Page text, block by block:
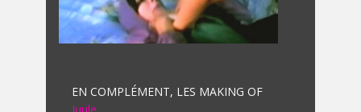
EN COMPLÉMENT, LES MAKING OF